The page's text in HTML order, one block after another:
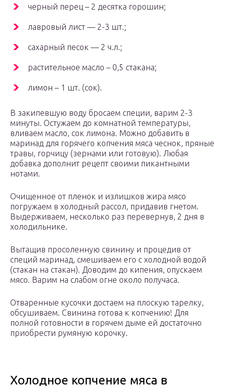
черный перец – 2 десятка горошин;
лавровый лист — 2-3 шт.;
сахарный песок — 2 ч.л.;
растительное масло – 0,5 стакана;
лимон – 1 шт. (сок).
В закипевшую воду бросаем специи, варим 2-3
минуты. Остужаем до комнатной температуры,
вливаем масло, сок лимона. Можно добавить в
маринад для горячего копчения мяса чеснок, пряные
травы, горчицу (зернами или готовую). Любая
добавка дополнит рецепт своими пикантными
нотами.
Очищенное от пленок и излишков жира мясо
погружаем в холодный рассол, придавив гнетом.
Выдерживаем, несколько раз перевернув, 2 дня в
холодильнике.
Вытащив просоленную свинину и процедив от
специй маринад, смешиваем его с холодной водой
(стакан на стакан). Доводим до кипения, опускаем
мясо. Варим на слабом огне около получаса.
Отваренные кусочки достаем на плоскую тарелку,
обсушиваем. Свинина готова к копчению! Для
полной готовности в горячем дыме ей достаточно
приобрести румяную корочку.
Холодное копчение мяса в